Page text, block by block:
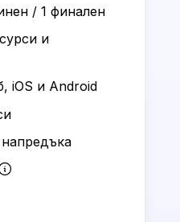
/ 1 финален
и
iOS и Android